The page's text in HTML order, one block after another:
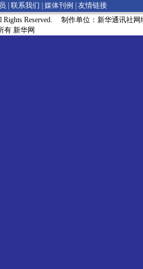
联系我们 媒体刊例
友情链接
Reserved. 制作单位：新华通讯社网
有 新华网